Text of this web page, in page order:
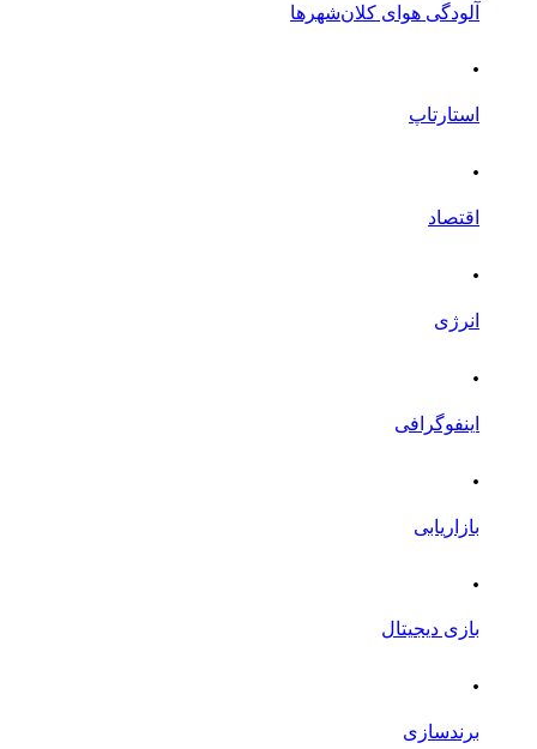
آلودگی هوای کلان‌شهرها
.
استارتاپ
.
اقتصاد
.
انرژی
.
اینفوگرافی
.
بازاریابی
.
بازی دیجیتال
.
برندسازی